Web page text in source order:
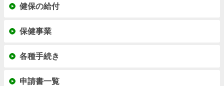
健保の給付
保健事業
各種手続き
申請書一覧